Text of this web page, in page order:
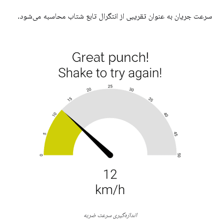
سرعت جریان به عنوان تقریبی از انتگرال تابع شتاب محاسبه می‌شود.
اندازه‌گیری سرعت ضربه